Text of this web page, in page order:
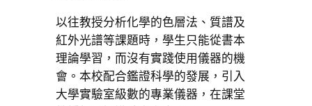
以往教授分析化學的色層法、質譜及
紅外光譜等課題時，學生只能從書本
理論學習，而沒有實踐使用儀器的機
會。本校配合鑑證科學的發展，引入
大學實驗室級數的專業儀器，在課堂